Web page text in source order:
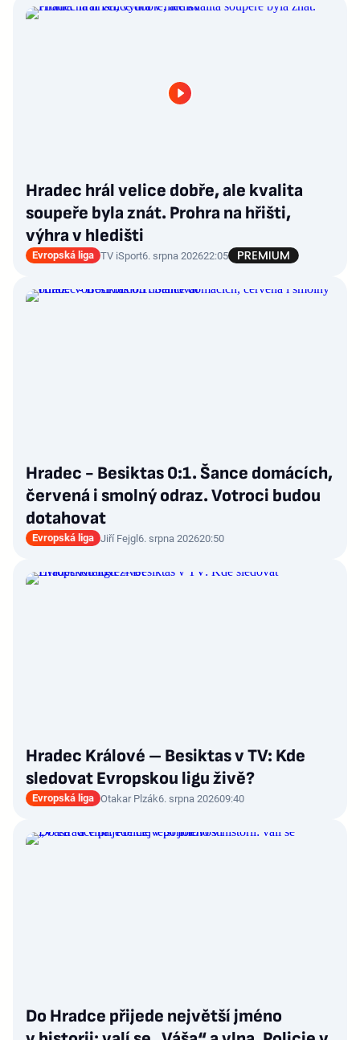
Hradec hrál velice dobře, ale kvalita
soupeře byla znát. Prohra na hřišti,
výhra v hledišti
Evropská liga TV iSport6. srpna 202622:05
Hradec - Besiktas 0:1. Šance domácích,
červená i smolný odraz. Votroci budou
dotahovat
Evropská liga Jiří Fejgl6. srpna 202620:50
Hradec Králové – Besiktas v TV: Kde
sledovat Evropskou ligu živě?
Evropská liga Otakar Plzák6. srpna 202609:40
Do Hradce přijede největší jméno